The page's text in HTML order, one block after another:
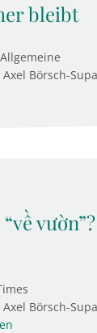
bleibt
Börsch-
Börsch-